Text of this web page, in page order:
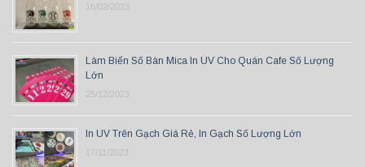
16/02/2023
Làm Biển Số Bàn Mica In UV Cho Quán Cafe Số Lượng
Lớn
25/12/2023
In UV Trên Gạch Giá Rẻ, In Gạch Số Lượng Lớn
17/11/2023